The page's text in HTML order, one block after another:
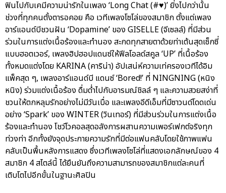
ฟินไปกับเคมีความน่ารักในเพลง ‘Long Chat (#♥)’ ยิ่งไปกว่านั้น
ช่วงที่ทุกคนตั้งตารอคอย คือ เวทีเพลงโซโล่ของสมาชิก ตั้งแต่เพลง
อาร์แอนด์บีชวนฝัน ‘Dopamine’ ของ GISELLE (จีเซลล์) ที่มีส่วน
ร่วมในการแต่งเนื้อร้องและทำนอง สะกดทุกสายตาด้วยท่าเต้นสุดเซ็กซี่
แบบฮอตเวอร์, เพลงฮิปฮอปแดนซ์ให้ฟีลโอลด์สคูล ‘UP’ ที่เนื้อร้อง
ทั้งหมดแต่งโดย KARINA (คาริน่า) อัปเสน่ห์ความเท่ครองเวทีได้อิม
แพ็คสุด ๆ, เพลงอาร์แอนด์บี แดนซ์ ‘Bored!’ ที่ NINGNING (หนิง
หนิง) ร่วมแต่งเนื้อร้อง ดื่มด่ำไปกับอารมณ์ชิลล์ ๆ และความสวยสง่าที่
ชวนให้ตกหลุมรักอย่างไม่มีวันเบื่อ และเพลงอีดีเอ็มที่มีซาวนด์โดดเด่น
อย่าง ‘Spark’ ของ WINTER (วินเทอร์) ที่มีส่วนร่วมในการแต่งเนื้อ
ร้องและทำนอง โชว์โวคอลสุดอลังการผสานความเพอร์เฟกต์จริงทุก
ท่วงท่า อีกทั้งยังจุดประกายความรักที่มีต่อแฟนคลับโดยใช้ภาพแฟน
คลับเป็นพื้นหลังการแสดง ซึ่งเวทีเพลงโซโล่ที่แสดงเอกลักษณ์ของ 4
สมาชิก 4 สไตล์นี้ ได้ยืนยันถึงความสามารถของสมาชิกแต่ละคนที่
เติบโตไปอีกขั้นในฐานะศิลปิน